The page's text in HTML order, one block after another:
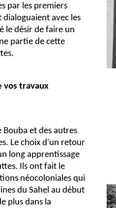
par les premiers
avec les
le désir de faire un
partie de cette
vos travaux
Bouba et des autres
Le choix d'un retour
long apprentissage
Ils ont fait le
néocoloniales qui
du Sahel au début
plus dans la